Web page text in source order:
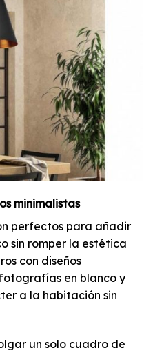
minimalistas
perfectos para añadir
sin romper la estética
con diseños
en blanco y
a la habitación sin
un solo cuadro de